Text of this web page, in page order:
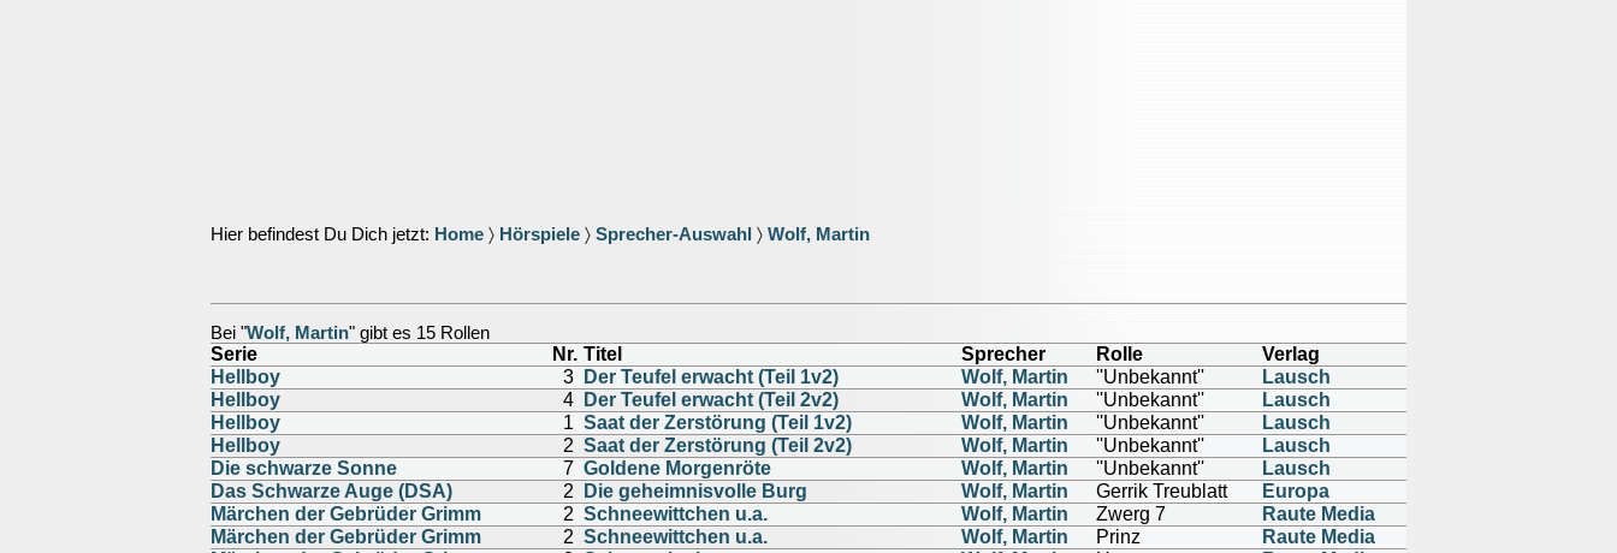
Hier befindest Du Dich jetzt: Home 〉 Hörspiele 〉 Sprecher-Auswahl 〉 Wolf, Martin
Bei "Wolf, Martin" gibt es 15 Rollen
Serie Nr. Titel Sprecher Rolle
Verlag
Hellboy
3 Der Teufel erwacht (Teil 1v2) Wolf, Martin ''Unbekannt''
Lausch
Hellboy
4 Der Teufel erwacht (Teil 2v2) Wolf, Martin ''Unbekannt''
Lausch
Hellboy
1 Saat der Zerstörung (Teil 1v2) Wolf, Martin ''Unbekannt''
Lausch
Hellboy
2 Saat der Zerstörung (Teil 2v2) Wolf, Martin ''Unbekannt''
Lausch
Die schwarze Sonne
7 Goldene Morgenröte Wolf, Martin ''Unbekannt''
Lausch
Das Schwarze Auge (DSA)
2 Die geheimnisvolle Burg Wolf, Martin Gerrik Treublatt
Europa
Märchen der Gebrüder Grimm
2 Schneewittchen u.a. Wolf, Martin Zwerg 7
Raute Media
Märchen der Gebrüder Grimm
2 Schneewittchen u.a. Wolf, Martin Prinz
Raute Media